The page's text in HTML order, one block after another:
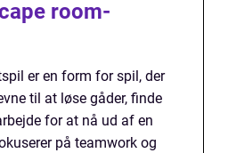
room-
er en form for spil, der
til at løse gåder, finde
for at nå ud af en
på teamwork og